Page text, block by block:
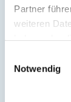
Partner
weiteren
Notwendig